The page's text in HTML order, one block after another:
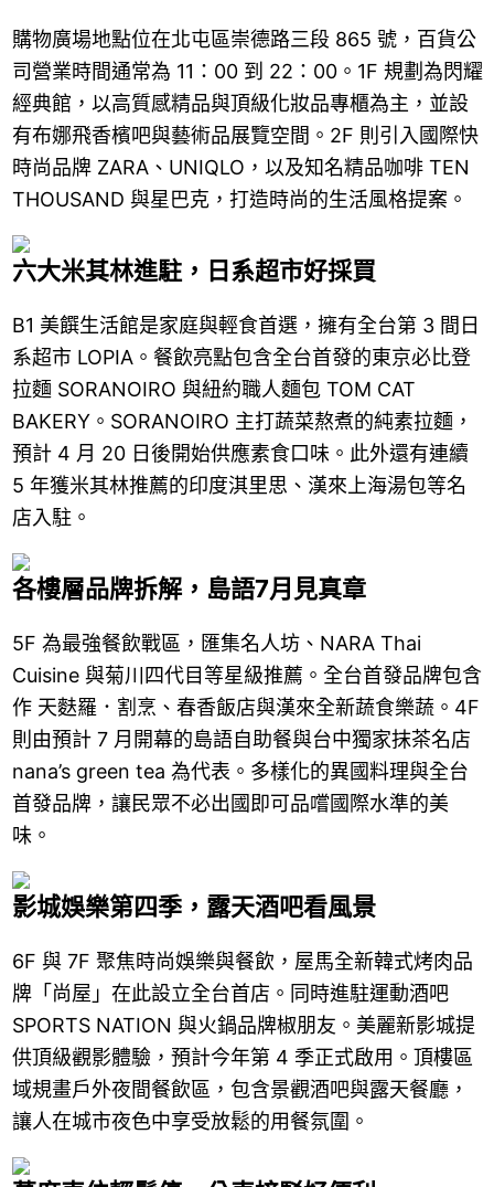
購物廣場地點位在北屯區崇德路三段 865 號，百貨公
司營業時間通常為 11：00 到 22：00。1F 規劃為閃耀
經典館，以高質感精品與頂級化妝品專櫃為主，並設
有布娜飛香檳吧與藝術品展覽空間。2F 則引入國際快
時尚品牌 ZARA、UNIQLO，以及知名精品咖啡 TEN
THOUSAND 與星巴克，打造時尚的生活風格提案。
六大米其林進駐，日系超市好採買
B1 美饌生活館是家庭與輕食首選，擁有全台第 3 間日
系超市 LOPIA。餐飲亮點包含全台首發的東京必比登
拉麵 SORANOIRO 與紐約職人麵包 TOM CAT
BAKERY。SORANOIRO 主打蔬菜熬煮的純素拉麵，
預計 4 月 20 日後開始供應素食口味。此外還有連續
5 年獲米其林推薦的印度淇里思、漢來上海湯包等名
店入駐。
各樓層品牌拆解，島語7月見真章
5F 為最強餐飲戰區，匯集名人坊、NARA Thai
Cuisine 與菊川四代目等星級推薦。全台首發品牌包含
作 天麩羅．割烹、春香飯店與漢來全新蔬食樂蔬。4F
則由預計 7 月開幕的島語自助餐與台中獨家抹茶名店
nana’s green tea 為代表。多樣化的異國料理與全台
首發品牌，讓民眾不必出國即可品嚐國際水準的美
味。
影城娛樂第四季，露天酒吧看風景
6F 與 7F 聚焦時尚娛樂與餐飲，屋馬全新韓式烤肉品
牌「尚屋」在此設立全台首店。同時進駐運動酒吧
SPORTS NATION 與火鍋品牌椒朋友。美麗新影城提
供頂級觀影體驗，預計今年第 4 季正式啟用。頂樓區
域規畫戶外夜間餐飲區，包含景觀酒吧與露天餐廳，
讓人在城市夜色中享受放鬆的用餐氛圍。